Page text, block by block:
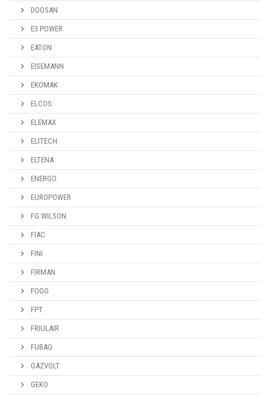
DOOSAN
E3 POWER
EATON
EISEMANN
EKOMAK
ELCOS
ELEMAX
ELITECH
ELTENA
ENERGO
EUROPOWER
FG WILSON
FIAC
FINI
FIRMAN
FOGO
FPT
FRIULAIR
FUBAG
GAZVOLT
GEKO